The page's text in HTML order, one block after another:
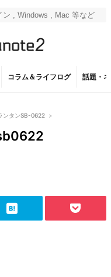
コラム＆ライフログ 話題・
ンタンSB-0622 >